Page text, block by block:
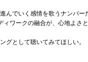
んでいく感情を歌うナンバー
ワークの融合が、心地よさ
グとして聴いてみてほしい。